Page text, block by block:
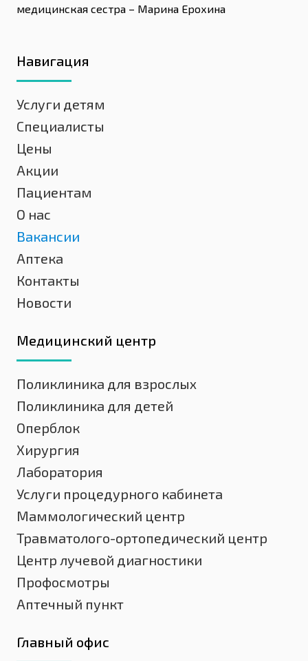
медицинская сестра – Марина Ерохина
Навигация
Услуги детям
Специалисты
Цены
Акции
Пациентам
О нас
Вакансии
Аптека
Контакты
Новости
Медицинский центр
Поликлиника для взрослых
Поликлиника для детей
Оперблок
Хирургия
Лаборатория
Услуги процедурного кабинета
Маммологический центр
Травматолого-ортопедический центр
Центр лучевой диагностики
Профосмотры
Аптечный пункт
Главный офис